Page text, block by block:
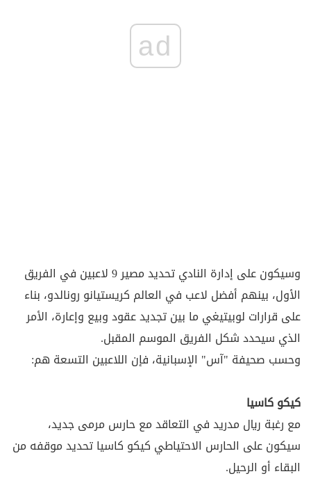
ad
وسيكون على إدارة النادي تحديد مصير 9 لاعبين في الفريق
الأول، بينهم أفضل لاعب في العالم كريستيانو رونالدو، بناء
على قرارات لوبيتيغي ما بين تجديد عقود وبيع وإعارة، الأمر
الذي سيحدد شكل الفريق الموسم المقبل.
وحسب صحيفة "آس" الإسبانية، فإن اللاعبين التسعة هم:
كيكو كاسيا
مع رغبة ريال مدريد في التعاقد مع حارس مرمى جديد،
سيكون على الحارس الاحتياطي كيكو كاسيا تحديد موقفه من
البقاء أو الرحيل.